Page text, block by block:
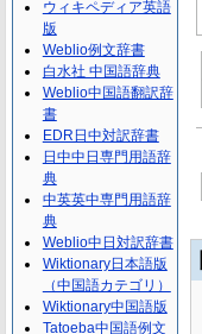
ウィキペディア英語
版
Weblio例文辞書
白水社 中国語辞典
Weblio中国語翻訳辞
書
EDR日中対訳辞書
日中中日専門用語辞
典
中英英中専門用語辞
典
Weblio中日対訳辞書
Wiktionary日本語版
（中国語カテゴリ）
Wiktionary中国語版
Tatoeba中国語例文